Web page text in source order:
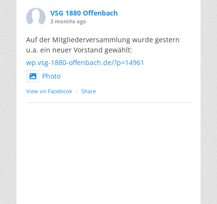
VSG 1880 Offenbach
2 months ago
Auf der Mitgliederversammlung wurde gestern
u.a. ein neuer Vorstand gewählt:
wp.vsg-1880-offenbach.de/?p=14961
Photo
View on Facebook · Share